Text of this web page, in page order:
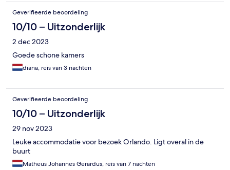
Geverifieerde beoordeling
10/10 – Uitzonderlijk
2 dec 2023
Goede schone kamers
diana, reis van 3 nachten
Geverifieerde beoordeling
10/10 – Uitzonderlijk
29 nov 2023
Leuke accommodatie voor bezoek Orlando. Ligt overal in de
buurt
Matheus Johannes Gerardus, reis van 7 nachten